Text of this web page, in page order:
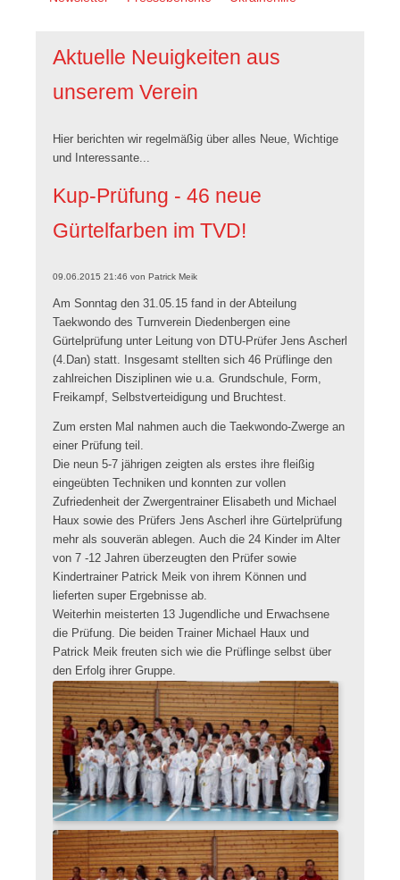
Aktuelle Neuigkeiten aus
unserem Verein
Hier berichten wir regelmäßig über alles Neue, Wichtige
und Interessante...
Kup-Prüfung - 46 neue
Gürtelfarben im TVD!
09.06.2015 21:46 von Patrick Meik
Am Sonntag den 31.05.15 fand in der Abteilung
Taekwondo des Turnverein Diedenbergen eine
Gürtelprüfung unter Leitung von DTU-Prüfer Jens Ascherl
(4.Dan) statt.
Insgesamt stellten sich 46 Prüflinge den
zahlreichen Disziplinen wie u.a. Grundschule, Form,
Freikampf, Selbstverteidigung und Bruchtest.
Zum ersten Mal nahmen auch die Taekwondo-Zwerge an
einer Prüfung teil.
Die neun 5-7 jährigen zeigten als erstes ihre fleißig
eingeübten Techniken und konnten zur vollen
Zufriedenheit der Zwergentrainer Elisabeth und Michael
Haux sowie des Prüfers Jens Ascherl ihre Gürtelprüfung
mehr als souverän ablegen. Auch die 24 Kinder im Alter
von 7 -12 Jahren überzeugten den Prüfer sowie
Kindertrainer Patrick Meik von ihrem Können und
lieferten super Ergebnisse ab.
Weiterhin meisterten 13 Jugendliche und Erwachsene
die Prüfung. Die beiden Trainer Michael Haux und
Patrick Meik freuten sich wie die Prüflinge selbst über
den Erfolg ihrer Gruppe.